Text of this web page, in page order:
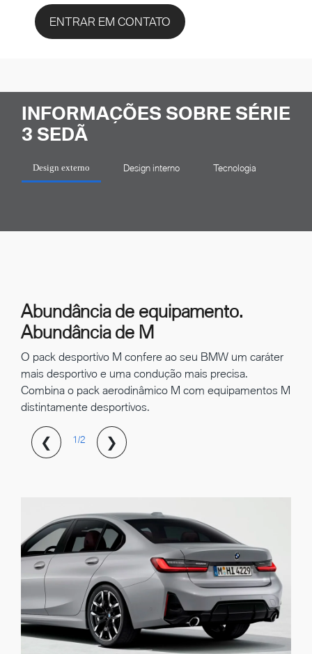
ENTRAR EM CONTATO
INFORMAÇÕES SOBRE SÉRIE
3 SEDÃ
Design externo Design interno Tecnologia
Abundância de equipamento.
Abundância de M
O pack desportivo M confere ao seu BMW um caráter
mais desportivo e uma condução mais precisa.
Combina o pack aerodinâmico M com equipamentos M
distintamente desportivos.
❮ 1/2 ❯